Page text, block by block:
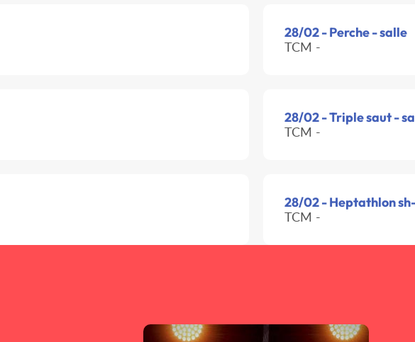
28/02 - Perche - salle
TCM -
28/02 - Triple saut -
TCM -
28/02 - Heptathlon
TCM -